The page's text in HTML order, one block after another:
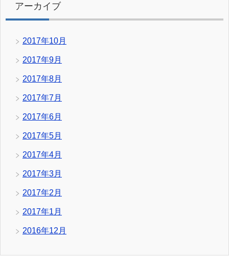
アーカイブ
2017年10月
2017年9月
2017年8月
2017年7月
2017年6月
2017年5月
2017年4月
2017年3月
2017年2月
2017年1月
2016年12月